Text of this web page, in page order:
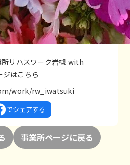
リハスワーク岩槻 with
ジはこちら
work/rw_iwatsuki
でシェアする
事業所ページに戻る